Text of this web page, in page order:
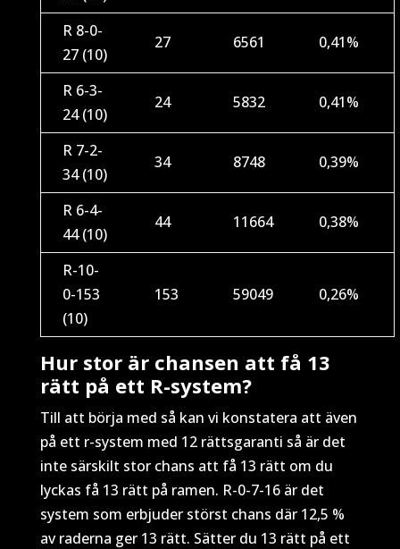
R 8-0-
27 (10)
27 6561 0,41%
R 6-3-
24 (10)
24 5832 0,41%
R 7-2-
34 (10)
34 8748 0,39%
R 6-4-
44 (10)
44 11664 0,38%
R-10-
0-153
(10)
153 59049 0,26%
Hur stor är chansen att få 13
rätt på ett R-system?
Till att börja med så kan vi konstatera att även
på ett r-system med 12 rättsgaranti så är det
inte särskilt stor chans att få 13 rätt om du
lyckas få 13 rätt på ramen. R-0-7-16 är det
system som erbjuder störst chans där 12,5 %
av raderna ger 13 rätt. Sätter du 13 rätt på ett